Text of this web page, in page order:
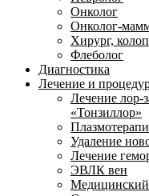
Онколог
Онколог-
Хирург,
Флеболог
Диагностика
Лечение и
Лечение лор-
«Тонзиллор»
Удаление
Лечение
ЭВЛК вен
Медицинский